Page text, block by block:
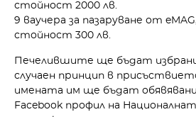
стойност 2000 лв.
9 ваучера за пазаруване от
стойност 300 лв.
Печелившите ще бъдат
случаен принцип в
имената им ще бъдат
Facebook профил на